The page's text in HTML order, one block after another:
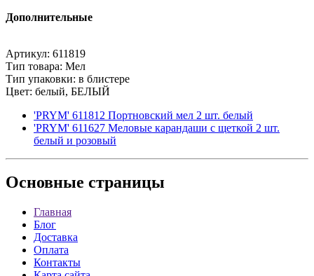
Дополнительные
Артикул: 611819
Тип товара: Мел
Тип упаковки: в блистере
Цвет: белый, БЕЛЫЙ
'PRYM' 611812 Портновский мел 2 шт. белый
'PRYM' 611627 Меловые карандаши с щеткой 2 шт.
белый и розовый
Основные страницы
Главная
Блог
Доставка
Оплата
Контакты